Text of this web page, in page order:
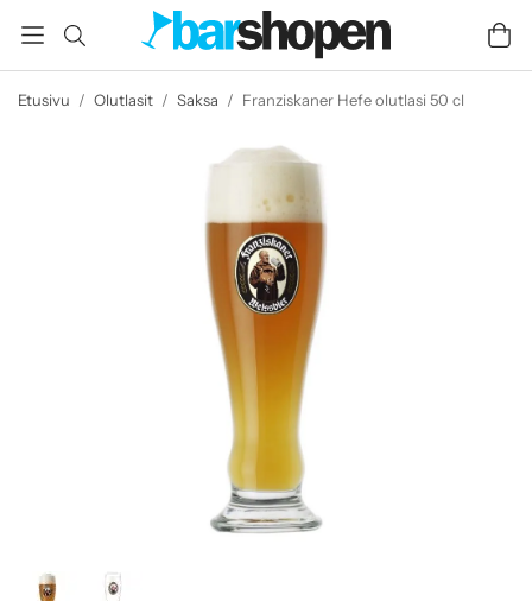
Etusivu / Olutlasit / Saksa / Franziskaner Hefe olutlasi 50 cl